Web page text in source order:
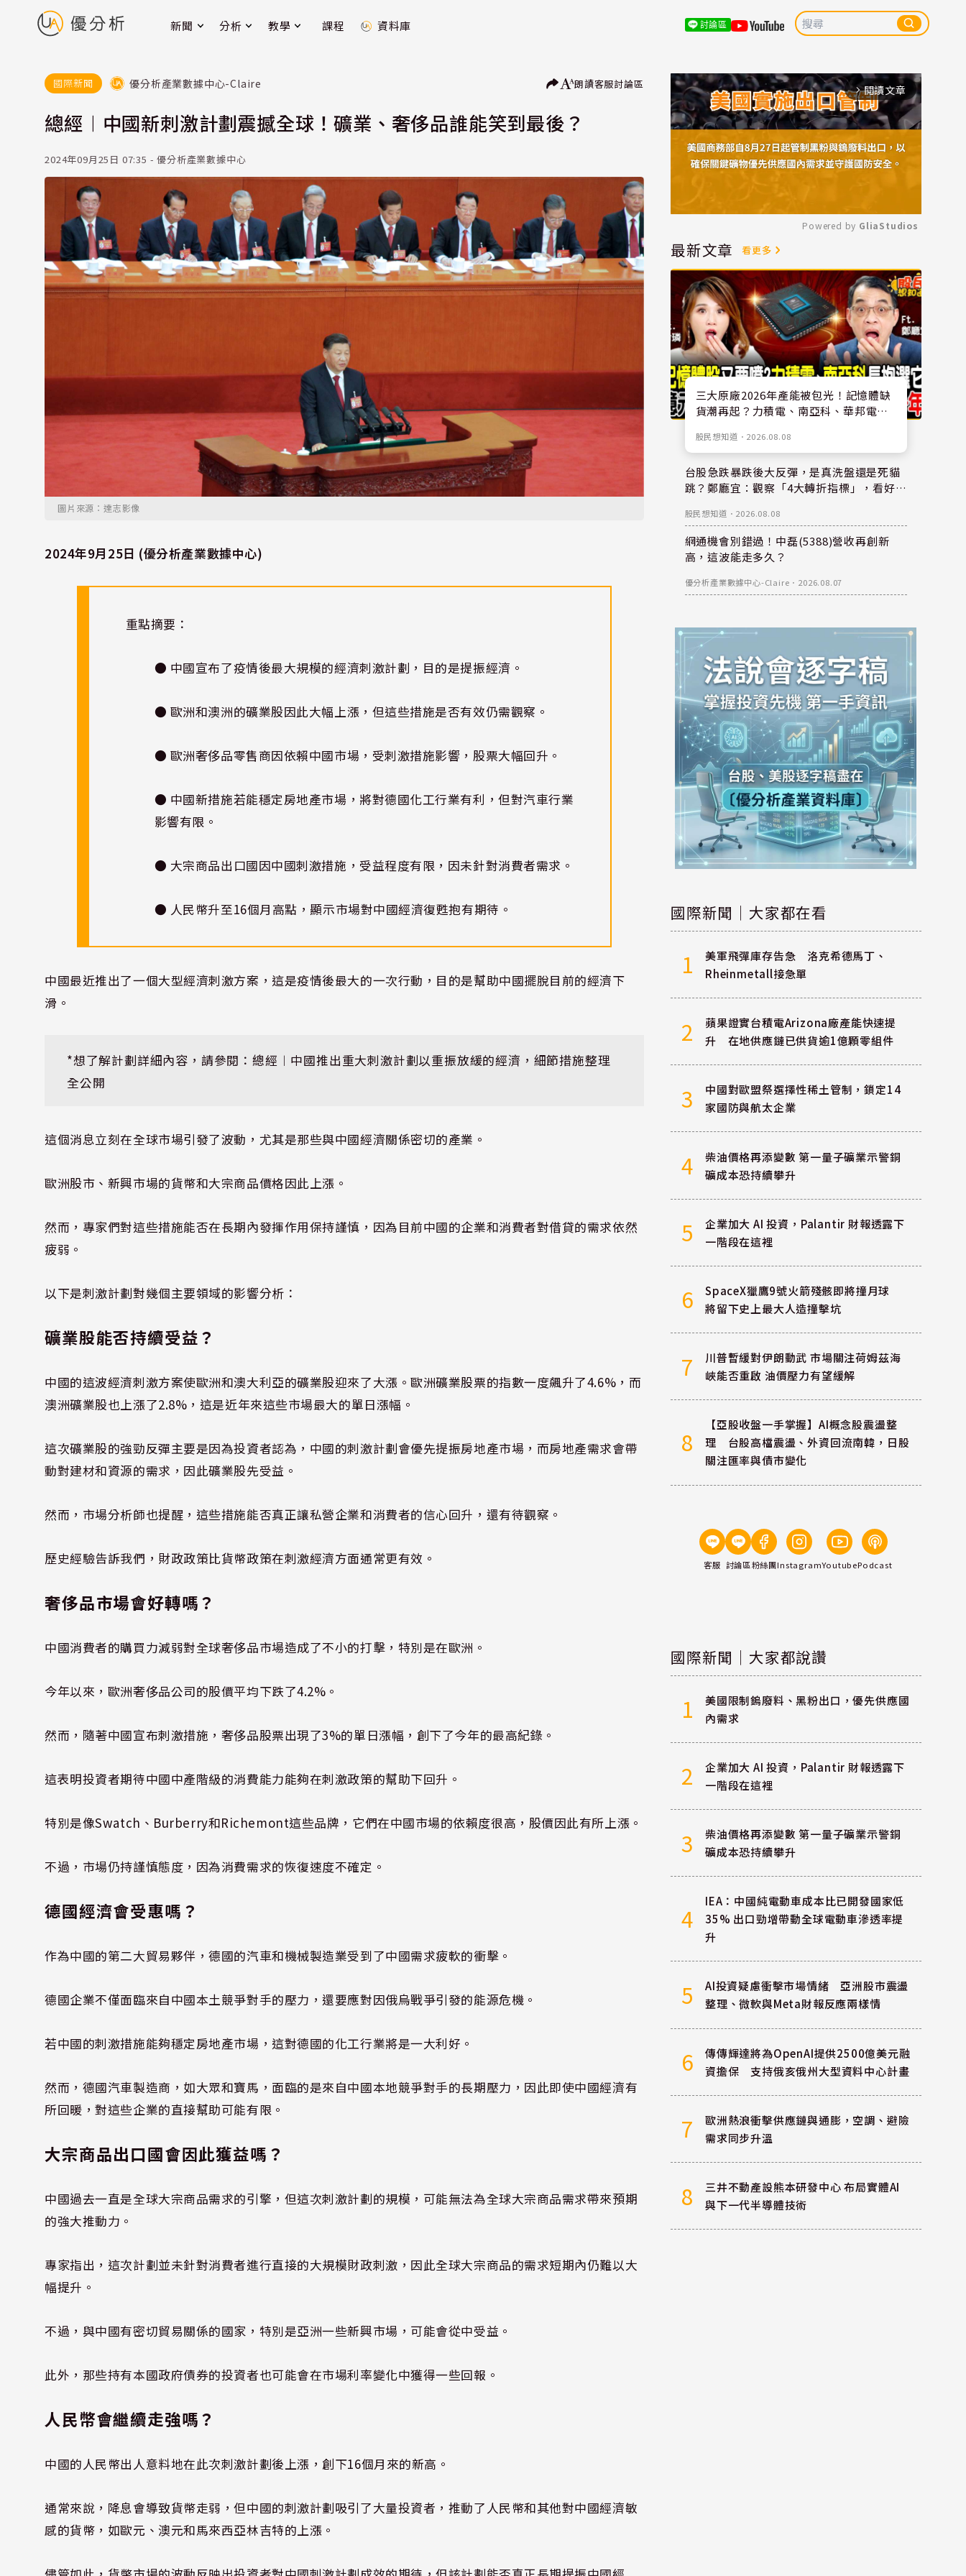
新聞 分析 教學 課程 資料庫 討論區
國際新聞 優分析產業數據中心-Claire 朗讀客服討論區
總經︱中國新刺激計劃震撼全球！礦業、奢侈品誰能笑到最後？
2024年09月25日 07:35 - 優分析產業數據中心
圖片來源：達志影像
2024年9月25日 (優分析產業數據中心)
重點摘要：
● 中國宣布了疫情後最大規模的經濟刺激計劃，目的是提振經濟。
● 歐洲和澳洲的礦業股因此大幅上漲，但這些措施是否有效仍需觀察。
● 歐洲奢侈品零售商因依賴中國市場，受刺激措施影響，股票大幅回升。
● 中國新措施若能穩定房地產市場，將對德國化工行業有利，但對汽車行業
影響有限。
● 大宗商品出口國因中國刺激措施，受益程度有限，因未針對消費者需求。
● 人民幣升至16個月高點，顯示市場對中國經濟復甦抱有期待。
中國最近推出了一個大型經濟刺激方案，這是疫情後最大的一次行動，目的是幫助中國擺脫目前的經濟下
滑。
*想了解計劃詳細內容，請參閱：總經︱中國推出重大刺激計劃以重振放緩的經濟，細節措施整理
全公開
這個消息立刻在全球市場引發了波動，尤其是那些與中國經濟關係密切的產業。
歐洲股市、新興市場的貨幣和大宗商品價格因此上漲。
然而，專家們對這些措施能否在長期內發揮作用保持謹慎，因為目前中國的企業和消費者對借貸的需求依然
疲弱。
以下是刺激計劃對幾個主要領域的影響分析：
礦業股能否持續受益？
中國的這波經濟刺激方案使歐洲和澳大利亞的礦業股迎來了大漲。歐洲礦業股票的指數一度飆升了4.6%，而
澳洲礦業股也上漲了2.8%，這是近年來這些市場最大的單日漲幅。
這次礦業股的強勁反彈主要是因為投資者認為，中國的刺激計劃會優先提振房地產市場，而房地產需求會帶
動對建材和資源的需求，因此礦業股先受益。
然而，市場分析師也提醒，這些措施能否真正讓私營企業和消費者的信心回升，還有待觀察。
歷史經驗告訴我們，財政政策比貨幣政策在刺激經濟方面通常更有效。
奢侈品市場會好轉嗎？
中國消費者的購買力減弱對全球奢侈品市場造成了不小的打擊，特別是在歐洲。
今年以來，歐洲奢侈品公司的股價平均下跌了4.2%。
然而，隨著中國宣布刺激措施，奢侈品股票出現了3%的單日漲幅，創下了今年的最高紀錄。
這表明投資者期待中國中產階級的消費能力能夠在刺激政策的幫助下回升。
特別是像Swatch、Burberry和Richemont這些品牌，它們在中國市場的依賴度很高，股價因此有所上漲。
不過，市場仍持謹慎態度，因為消費需求的恢復速度不確定。
德國經濟會受惠嗎？
作為中國的第二大貿易夥伴，德國的汽車和機械製造業受到了中國需求疲軟的衝擊。
德國企業不僅面臨來自中國本土競爭對手的壓力，還要應對因俄烏戰爭引發的能源危機。
若中國的刺激措施能夠穩定房地產市場，這對德國的化工行業將是一大利好。
然而，德國汽車製造商，如大眾和寶馬，面臨的是來自中國本地競爭對手的長期壓力，因此即使中國經濟有
所回暖，對這些企業的直接幫助可能有限。
大宗商品出口國會因此獲益嗎？
中國過去一直是全球大宗商品需求的引擎，但這次刺激計劃的規模，可能無法為全球大宗商品需求帶來預期
的強大推動力。
專家指出，這次計劃並未針對消費者進行直接的大規模財政刺激，因此全球大宗商品的需求短期內仍難以大
幅提升。
不過，與中國有密切貿易關係的國家，特別是亞洲一些新興市場，可能會從中受益。
此外，那些持有本國政府債券的投資者也可能會在市場利率變化中獲得一些回報。
人民幣會繼續走強嗎？
中國的人民幣出人意料地在此次刺激計劃後上漲，創下16個月來的新高。
通常來說，降息會導致貨幣走弱，但中國的刺激計劃吸引了大量投資者，推動了人民幣和其他對中國經濟敏
感的貨幣，如歐元、澳元和馬來西亞林吉特的上漲。
arrow_forward_ios 閱讀文章
Mute
Powered by GliaStudios
最新文章 看更多
三大原廠2026年產能被包光！記憶體缺
貨潮再起？力積電、南亞科、華邦電怎
股民想知道 ． 2026.08.08
台股急跌暴跌後大反彈，是真洗盤還是死貓
跳？鄭廳宜：觀察「4大轉折指標」，看好大
股民想知道 ． 2026.08.08
網通機會別錯過！中磊(5388)營收再創新
高，這波能走多久？
優分析產業數據中心-Claire ． 2026.08.07
國際新聞｜大家都在看
1
美軍飛彈庫存告急 洛克希德馬丁、
Rheinmetall接急單
2
蘋果證實台積電Arizona廠產能快速提
升 在地供應鏈已供貨逾1億顆零組件
3
中國對歐盟祭選擇性稀土管制，鎖定14
家國防與航太企業
4
柴油價格再添變數 第一量子礦業示警銅
礦成本恐持續攀升
5
企業加大 AI 投資，Palantir 財報透露下
一階段在這裡
6
SpaceX獵鷹9號火箭殘骸即將撞月球
將留下史上最大人造撞擊坑
7
川普暫緩對伊朗動武 市場關注荷姆茲海
峽能否重啟 油價壓力有望緩解
8
【亞股收盤一手掌握】AI概念股震盪整
理 台股高檔震盪、外資回流南韓，日股
關注匯率與債市變化
客服 討論區粉絲團InstagramYoutubePodcast
國際新聞｜大家都說讚
1
美國限制鎢廢料、黑粉出口，優先供應國
內需求
2
企業加大 AI 投資，Palantir 財報透露下
一階段在這裡
3
柴油價格再添變數 第一量子礦業示警銅
礦成本恐持續攀升
4
IEA：中國純電動車成本比已開發國家低
35% 出口勁增帶動全球電動車滲透率提
升
5
AI投資疑慮衝擊市場情緒 亞洲股市震盪
整理、微軟與Meta財報反應兩樣情
6
傳傳輝達將為OpenAI提供2500億美元融
資擔保 支持俄亥俄州大型資料中心計畫
7
歐洲熱浪衝擊供應鏈與通膨，空調、避險
需求同步升溫
8
三井不動產設熊本研發中心 布局實體AI
與下一代半導體技術